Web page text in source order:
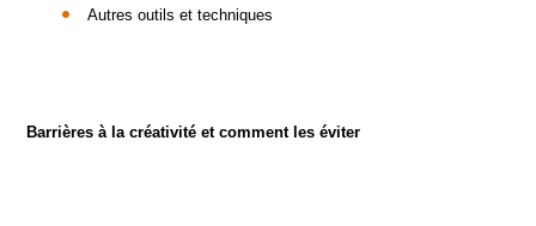
Autres outils et techniques
Barrières à la créativité et comment les éviter